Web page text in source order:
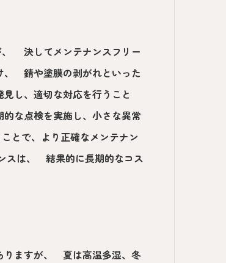
、 決してメンテナンスフリー
錆や塗膜の剥がれといった
し、適切な対応を行うこと
な点検を実施し、小さな異常
とで、より正確なメンテナン
は、 結果的に長期的なコス
りますが、 夏は高温多湿、冬